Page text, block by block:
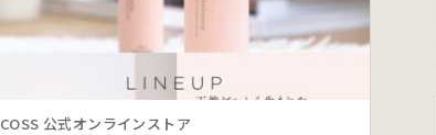
COSS 公式オンラインストア